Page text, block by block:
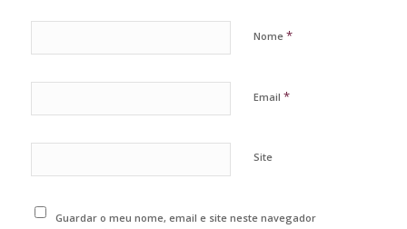
Nome *
Email *
Site
Guardar o meu nome, email e site neste navegador